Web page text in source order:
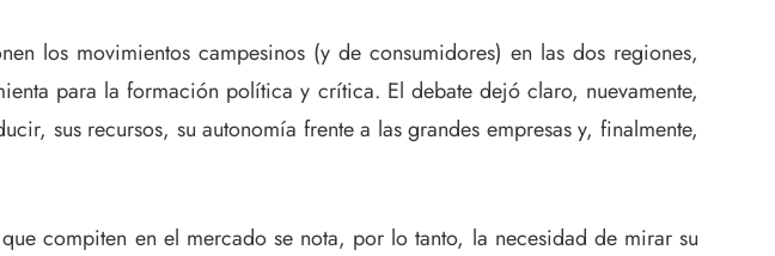
los movimientos campesinos (y de consumidores) en las dos regiones,
para la formación política y crítica. El debate dejó claro, nuevamente,
sus recursos, su autonomía frente a las grandes empresas y, finalmente,
compiten en el mercado se nota, por lo tanto, la necesidad de mirar su